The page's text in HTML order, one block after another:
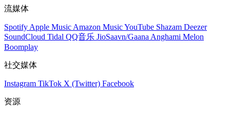
流媒体
Spotify Apple Music Amazon MusicYouTube Shazam Deezer
SoundCloud Tidal QQ音乐 JioSaavn/Gaana Anghami Melon
Boomplay
社交媒体
Instagram TikTok X (Twitter) Facebook
资源